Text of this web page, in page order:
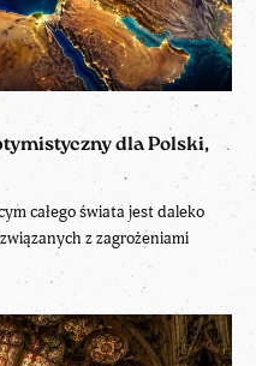
dla Polski,
całego świata jest daleko
z zagrożeniami